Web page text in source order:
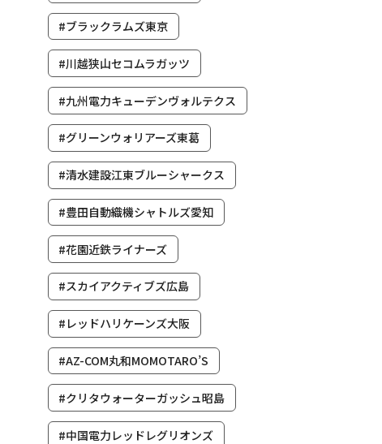
#ブラックラムズ東京
#川越狭山セコムラガッツ
#九州電力キューデンヴォルテクス
#グリーンウォリアーズ東葛
#清水建設江東ブルーシャークス
#豊田自動織機シャトルズ愛知
#花園近鉄ライナーズ
#スカイアクティブズ広島
#レッドハリケーンズ大阪
#AZ-COM丸和MOMOTARO’S
#クリタウォーターガッシュ昭島
#中国電力レッドレグリオンズ